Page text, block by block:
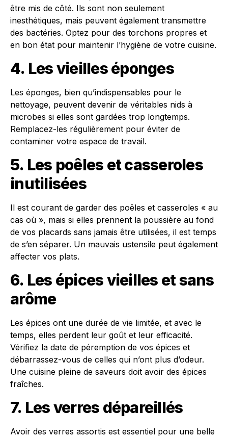
être mis de côté. Ils sont non seulement
inesthétiques, mais peuvent également transmettre
des bactéries. Optez pour des torchons propres et
en bon état pour maintenir l’hygiène de votre cuisine.
4. Les vieilles éponges
Les éponges, bien qu’indispensables pour le
nettoyage, peuvent devenir de véritables nids à
microbes si elles sont gardées trop longtemps.
Remplacez-les régulièrement pour éviter de
contaminer votre espace de travail.
5. Les poêles et casseroles
inutilisées
Il est courant de garder des poêles et casseroles « au
cas où », mais si elles prennent la poussière au fond
de vos placards sans jamais être utilisées, il est temps
de s’en séparer. Un mauvais ustensile peut également
affecter vos plats.
6. Les épices vieilles et sans
arôme
Les épices ont une durée de vie limitée, et avec le
temps, elles perdent leur goût et leur efficacité.
Vérifiez la date de péremption de vos épices et
débarrassez-vous de celles qui n’ont plus d’odeur.
Une cuisine pleine de saveurs doit avoir des épices
fraîches.
7. Les verres dépareillés
Avoir des verres assortis est essentiel pour une belle